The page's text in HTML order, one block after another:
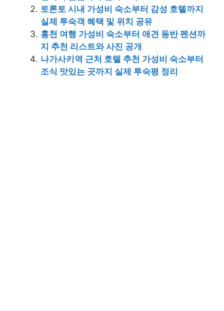
토론토 시내 가성비 숙소부터 감성 호텔까지
실제 투숙객 혜택 및 위치 공유
홍천 여행 가성비 숙소부터 애견 동반 펜션까
지 추천 리스트와 사진 공개
나가사키역 근처 호텔 추천 가성비 숙소부터
조식 맛있는 곳까지 실제 투숙평 정리